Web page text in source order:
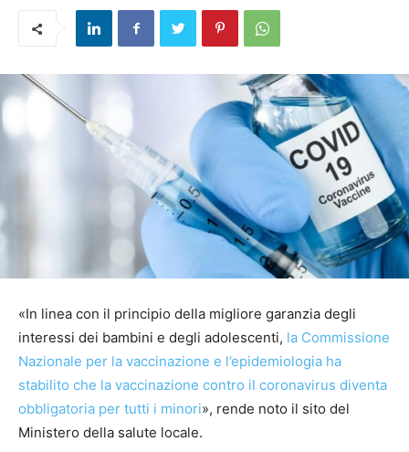
«In linea con il principio della migliore garanzia degli
interessi dei bambini e degli adolescenti, la Commissione
Nazionale per la vaccinazione e l’epidemiologia ha
stabilito che la vaccinazione contro il coronavirus diventa
obbligatoria per tutti i minori», rende noto il sito del
Ministero della salute locale.